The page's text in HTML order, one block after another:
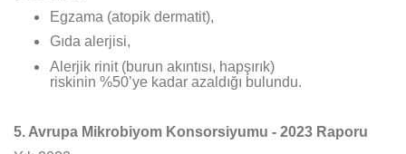
Egzama (atopik dermatit),
Gıda alerjisi,
Alerjik rinit (burun akıntısı, hapşırık)
riskinin %50’ye kadar azaldığı bulundu.
5. Avrupa Mikrobiyom Konsorsiyumu - 2023 Raporu